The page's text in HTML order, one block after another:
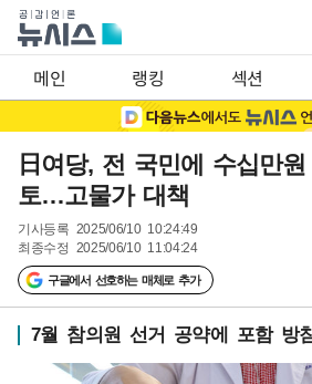
메인 랭킹 섹션
日여당, 전 국민에 수십만
토…고물가 대책
기사등록 2025/06/10 10:24:49
최종수정 2025/06/10 11:04:24
구글에서 선호하는 매체로 추가
7월 참의원 선거 공약에 포함 방